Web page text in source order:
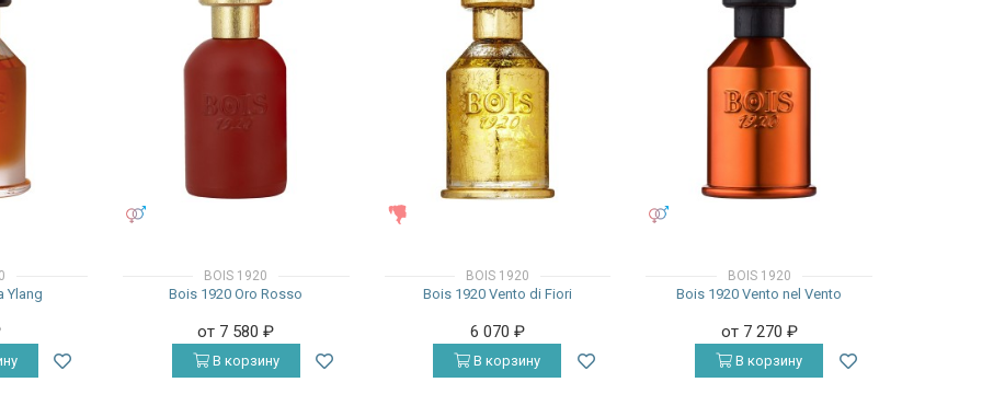
Ylang
BOIS 1920
Bois 1920 Oro Rosso
от 7 580₽
В корзину
BOIS 1920
Bois 1920 Vento di Fiori
6 070 ₽
В корзину
BOIS 1920
Bois 1920 Vento nel Vento
от 7 270 ₽
В корзину